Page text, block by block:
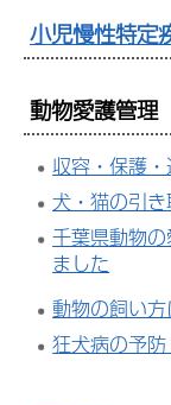
小児慢性特定
動物愛護管理
収容・保護
犬・猫の引
千葉県動物
ました
動物の飼い
狂犬病の予防